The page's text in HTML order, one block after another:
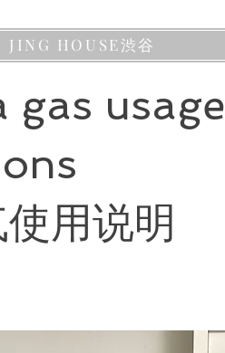
JING HOUSE渋谷
gas usage
用说明